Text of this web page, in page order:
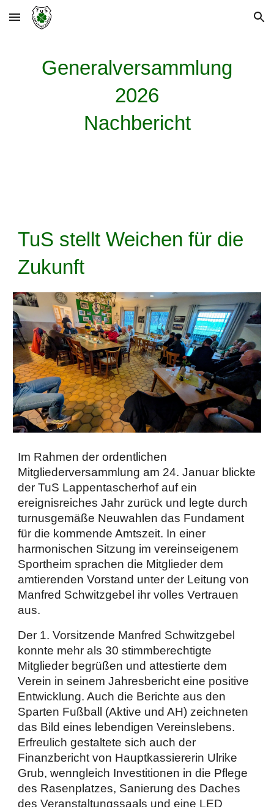
Skip to main content Skip to navigation
Generalversammlung
2026
Nachbericht
TuS stellt Weichen für die
Zukunft
Im Rahmen der ordentlichen
Mitgliederversammlung am 24. Januar blickte
der TuS Lappentascherhof auf ein
ereignisreiches Jahr zurück und legte durch
turnusgemäße Neuwahlen das Fundament
für die kommende Amtszeit. In einer
harmonischen Sitzung im vereinseigenem
Sportheim sprachen die Mitglieder dem
amtierenden Vorstand unter der Leitung von
Manfred Schwitzgebel ihr volles Vertrauen
aus.
Der 1. Vorsitzende Manfred Schwitzgebel
konnte mehr als 30 stimmberechtigte
Mitglieder begrüßen und attestierte dem
Verein in seinem Jahresbericht eine positive
Entwicklung. Auch die Berichte aus den
Sparten Fußball (Aktive und AH) zeichneten
das Bild eines lebendigen Vereinslebens.
Erfreulich gestaltete sich auch der
Finanzbericht von Hauptkassiererin Ulrike
Grub, wenngleich Investitionen in die Pflege
des Rasenplatzes, Sanierung des Daches
des Veranstaltungssaals und eine LED